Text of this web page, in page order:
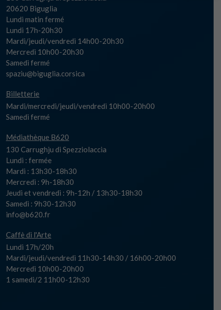
20620 Biguglia
Lundi matin fermé
Lundi 17h-20h30
Mardi/jeudi/vendredi 14h00-20h30
Mercredi 10h00-20h30
Samedi fermé
spaziu@biguglia.corsica
Billetterie
Mardi/mercredi/jeudi/vendredi 10h00-20h00
Samedi fermé
Médiathèque B620
130 Carrughju di Spezziolaccia
Lundi : fermée
Mardi : 13h30-18h30
Mercredi : 9h-18h30
Jeudi et vendredi : 9h-12h / 13h30-18h30
Samedi : 9h30-12h30
info@b620.fr
Caffè di l'Arte
Lundi 17h/20h
Mardi/jeudi/vendredi 11h30-14h30 / 16h00-20h00
Mercredi 10h00-20h00
1 samedi/2 11h00-12h30